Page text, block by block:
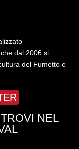
dal 2006 si
del Fumetto e
NEL